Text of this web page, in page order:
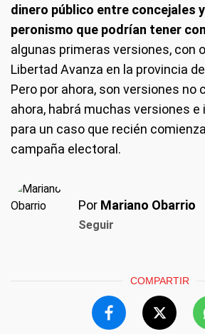
dinero público entre concejales
peronismo que podrían tener
algunas primeras versiones, con
Libertad Avanza en la provincia
Pero por ahora, son versiones no
ahora, habrá muchas versiones
para un caso que recién
campaña electoral.
Por Mariano Obarrio
Seguir
COMPARTIR